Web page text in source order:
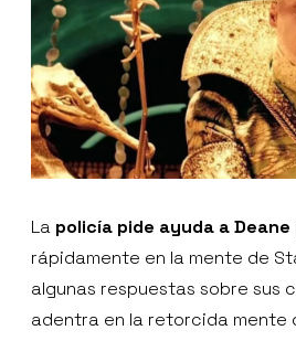
La policía pide ayuda a Deane
rápidamente en la mente de
algunas respuestas sobre sus
adentra en la retorcida mente